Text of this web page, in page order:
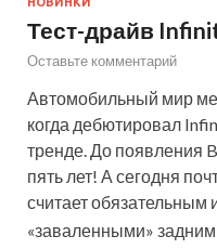
Тест-драйв
Оставьте комментарий
Автомобильный мир
когда дебютировал
тренде. До появления
пять лет! А сегодня
считает обязательным
«заваленными»